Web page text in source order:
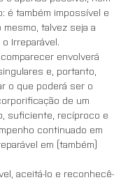
é também impossível e
talvez seja a
Irreparável.
envolverá
e, portanto,
o que poderá ser o
de um
suficiente, recíproco e
continuado em
em (também)
aceitá-lo e reconhecê-